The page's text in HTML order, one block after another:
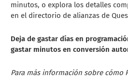
minutos, o explora los detalles
en el directorio de alianzas de
Deja de gastar días en
gastar minutos en conversión
Para más información sobre cómo